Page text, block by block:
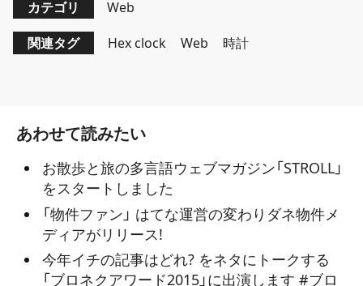
カテゴリ Web
関連タグ Hex clock Web 時計
あわせて読みたい
お散歩と旅の多言語ウェブマガジン「STROLL」
をスタートしました
「物件ファン」 はてな運営の変わりダネ物件メ
ディアがリリース!
今年イチの記事はどれ? をネタにトークする
「ブロネクアワード2015」に出演します #ブロ